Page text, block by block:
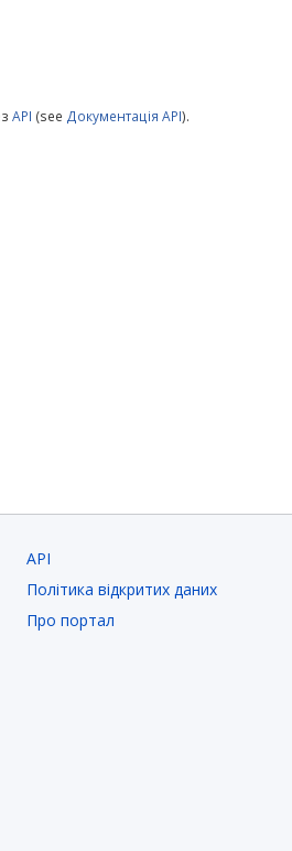
API (see Документація API).
API
Політика відкритих даних
Про портал